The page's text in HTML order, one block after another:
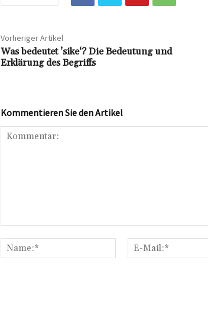
Vorheriger Artikel
Was bedeutet ’sike‘? Die Bedeutung und
Erklärung des Begriffs
Kommentieren Sie den Artikel
Name:*